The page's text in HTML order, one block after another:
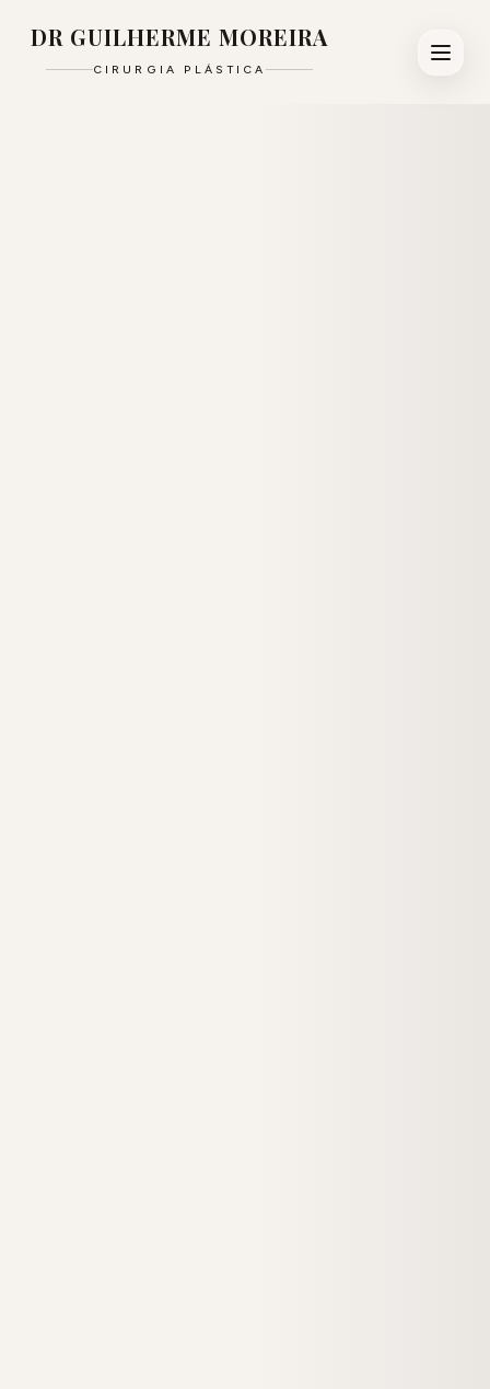
DR GUILHERME MOREIRA
CIRURGIA PLÁSTICA